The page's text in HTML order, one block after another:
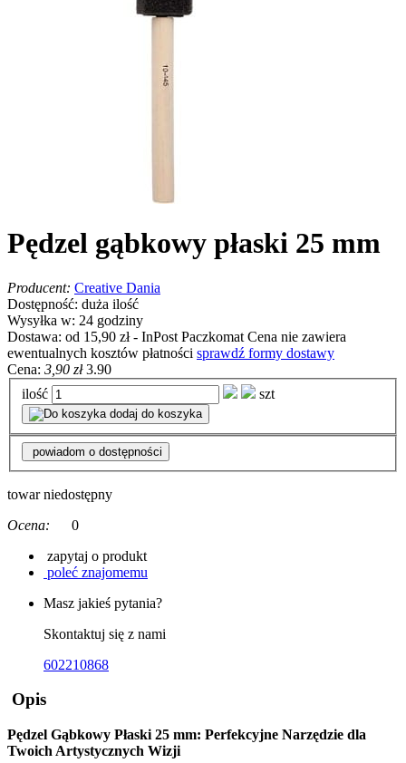
Pędzel gąbkowy płaski 25 mm
Producent: Creative Dania
Dostępność: duża ilość
Wysyłka w: 24 godziny
Dostawa: od 15,90 zł - InPost Paczkomat Cena nie zawiera
ewentualnych kosztów płatności sprawdź formy dostawy
Cena: 3,90 zł 3.90
ilość
szt
dodaj do koszyka
powiadom o dostępności
towar niedostępny
Ocena:
0
zapytaj o produkt
poleć znajomemu
Masz jakieś pytania?
Skontaktuj się z nami
602210868
Opis
Pędzel Gąbkowy Płaski 25 mm: Perfekcyjne Narzędzie dla
Twoich Artystycznych Wizji